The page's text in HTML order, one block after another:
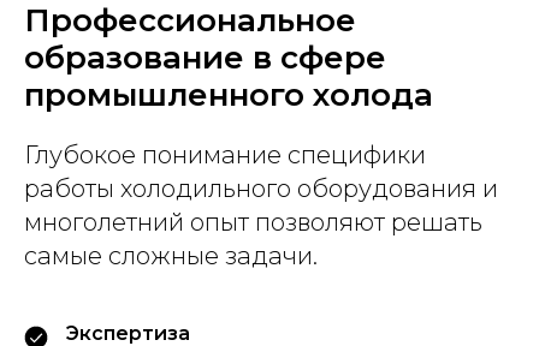
Профессиональное
образование в сфере
промышленного холода
Глубокое понимание специфики
работы холодильного оборудования и
многолетний опыт позволяют решать
самые сложные задачи.
Экспертиза